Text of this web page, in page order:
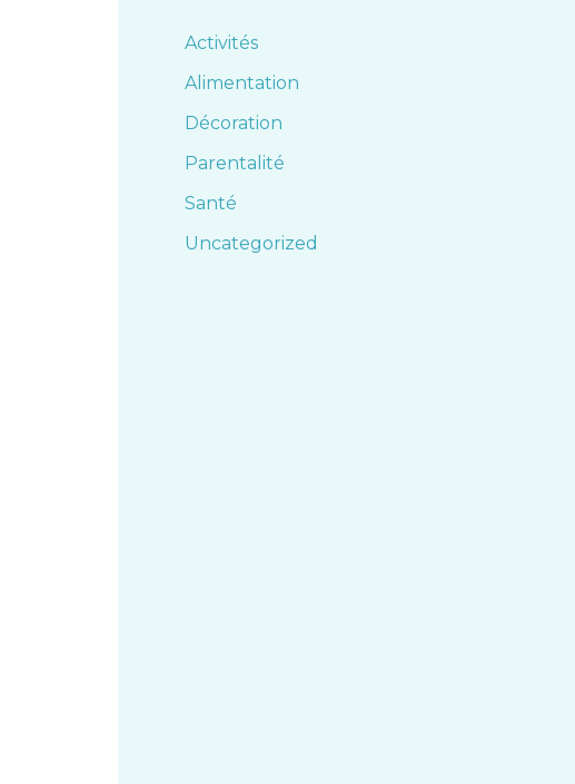
Activités
Alimentation
Décoration
Parentalité
Santé
Uncategorized